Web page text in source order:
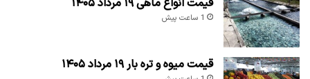
قیمت انواع ماهی ۱۹ مرداد ۱۴۰۵
1 ساعت پیش
قیمت میوه و تره بار ۱۹ مرداد ۱۴۰۵